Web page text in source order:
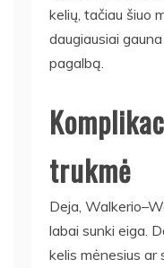
kelių, tačiau šiuo
daugiausiai
pagalbą.
trukmė
Deja,
labai sunki eiga.
kelis mėnesius ar